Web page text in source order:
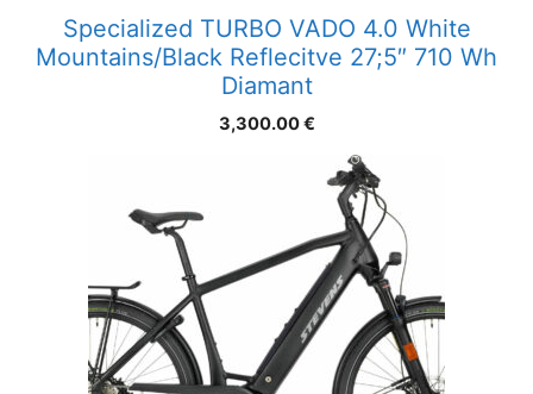
Specialized TURBO VADO 4.0 White
Mountains/Black Reflecitve 27;5″ 710 Wh
Diamant
3,300.00€